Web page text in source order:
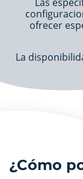
ofrecer
La
¿Cómo